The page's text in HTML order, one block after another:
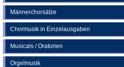
Männerchorsätze
Chormusik in Einzelausgaben
Musicals / Oratorien
Orgelmusik